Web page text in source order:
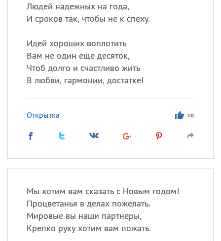
Людей надежных на года,
И сроков так, чтобы не к спеху.
Идей хороших воплотить
Вам не один еще десяток,
Чтоб долго и счастливо жить
В любви, гармонии, достатке!
Открытка 100
Мы хотим вам сказать с Новым годом!
Процветанья в делах пожелать.
Мировые вы наши партнеры,
Крепко руку хотим вам пожать.